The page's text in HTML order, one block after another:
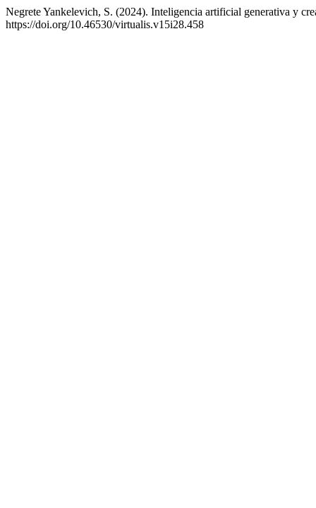
Negrete Yankelevich, S. (2024). Inteligencia artificial generativa y
https://doi.org/10.46530/virtualis.v15i28.458